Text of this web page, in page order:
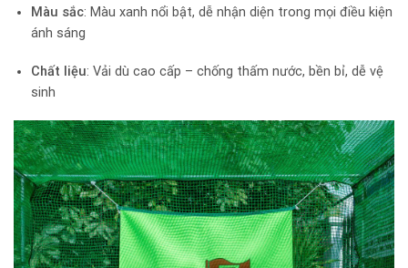
Màu sắc: Màu xanh nổi bật, dễ nhận diện trong mọi điều kiện
ánh sáng
Chất liệu: Vải dù cao cấp – chống thấm nước, bền bỉ, dễ vệ
sinh